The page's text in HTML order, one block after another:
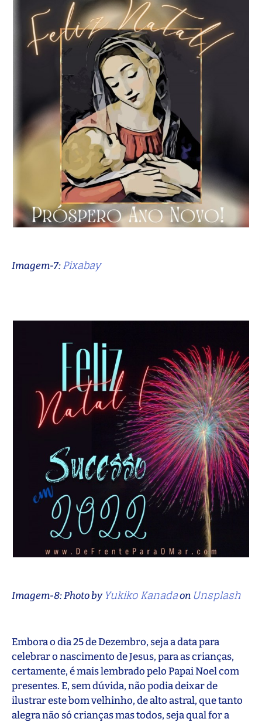
Imagem-7:Pixabay
Imagem-8: Photo by Yukiko Kanadaon Unsplash
Embora o dia 25 de Dezembro, seja a data para
celebrar o nascimento de Jesus, para as crianças,
certamente, é mais lembrado pelo Papai Noel com
presentes. E, sem dúvida, não podia deixar de
ilustrar este bom velhinho, de alto astral, que tanto
alegra não só crianças mas todos, seja qual for a